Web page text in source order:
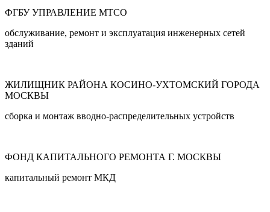
ФГБУ УПРАВЛЕНИЕ МТСО
обслуживание, ремонт и эксплуатация инженерных сетей
зданий
ЖИЛИЩНИК РАЙОНА КОСИНО-УХТОМСКИЙ ГОРОДА
МОСКВЫ
сборка и монтаж вводно-распределительных устройств
ФОНД КАПИТАЛЬНОГО РЕМОНТА Г. МОСКВЫ
капитальный ремонт МКД